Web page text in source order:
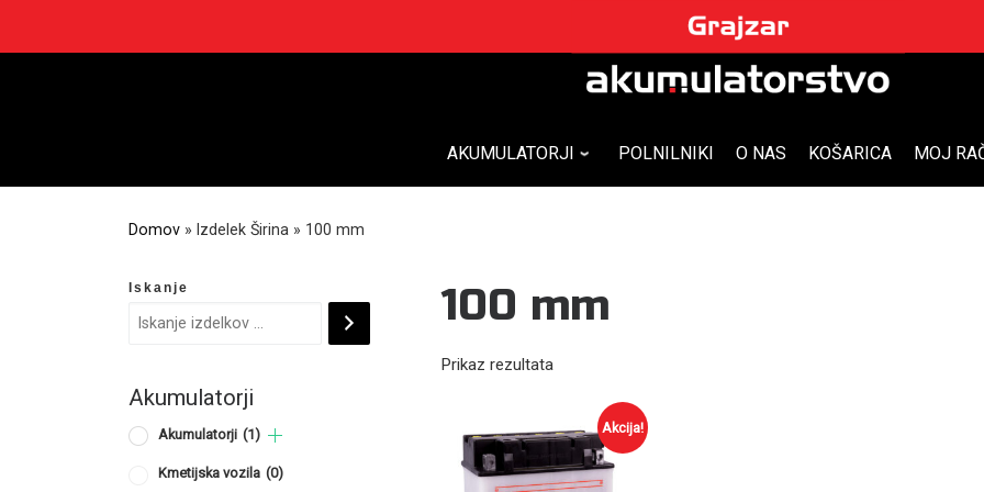
AKUMULATORJI POLNILNIKI O NAS KOŠARICA MOJ
Domov » Izdelek Širina » 100 mm
100 mm
Prikaz rezultata
Akcija!
Iskanje
Akumulatorji
Akumulatorji (1)
Kmetijska vozila (0)